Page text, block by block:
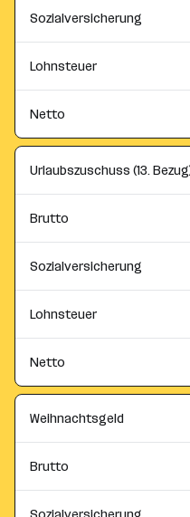
Sozialversicherung
Lohnsteuer
Netto
Urlaubszuschuss (13.
Brutto
Sozialversicherung
Lohnsteuer
Netto
Weihnachtsgeld
Brutto